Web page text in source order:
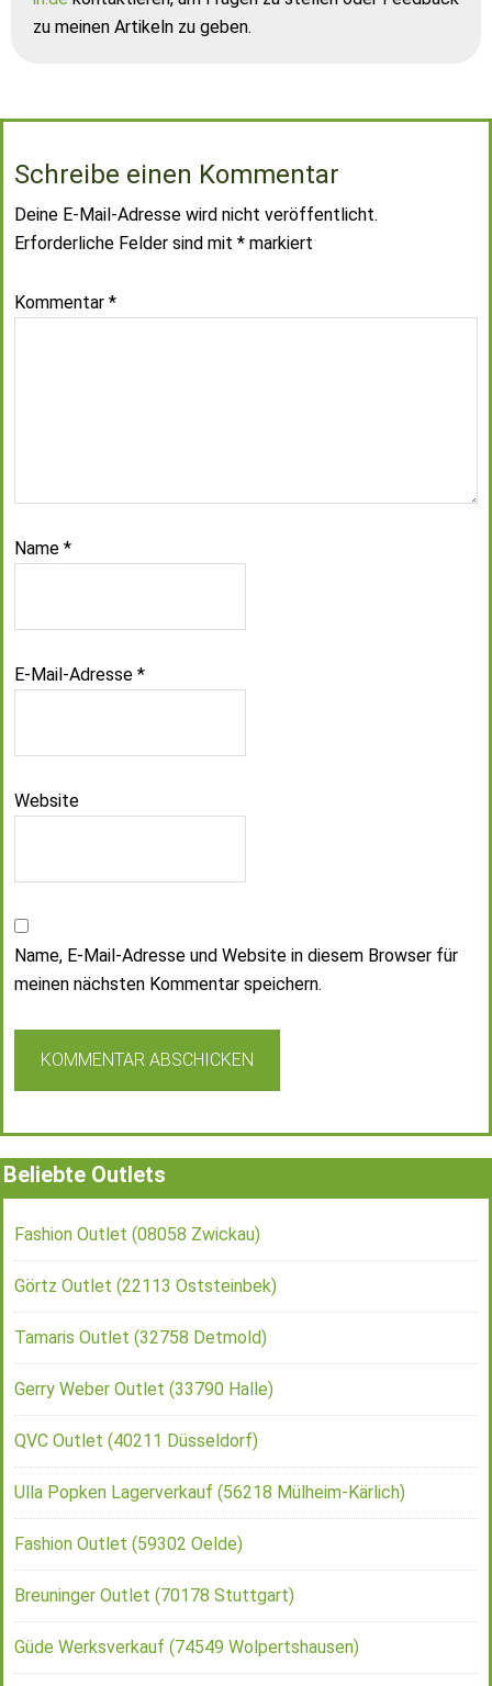
zu meinen Artikeln zu geben.
Schreibe einen Kommentar
Deine E-Mail-Adresse wird nicht veröffentlicht.
Erforderliche Felder sind mit * markiert
Kommentar *
Name *
E-Mail-Adresse *
Website
Name, E-Mail-Adresse und Website in diesem Browser für
meinen nächsten Kommentar speichern.
Beliebte Outlets
Fashion Outlet (08058 Zwickau)
Görtz Outlet (22113 Oststeinbek)
Tamaris Outlet (32758 Detmold)
Gerry Weber Outlet (33790 Halle)
QVC Outlet (40211 Düsseldorf)
Ulla Popken Lagerverkauf (56218 Mülheim-Kärlich)
Fashion Outlet (59302 Oelde)
Breuninger Outlet (70178 Stuttgart)
Güde Werksverkauf (74549 Wolpertshausen)